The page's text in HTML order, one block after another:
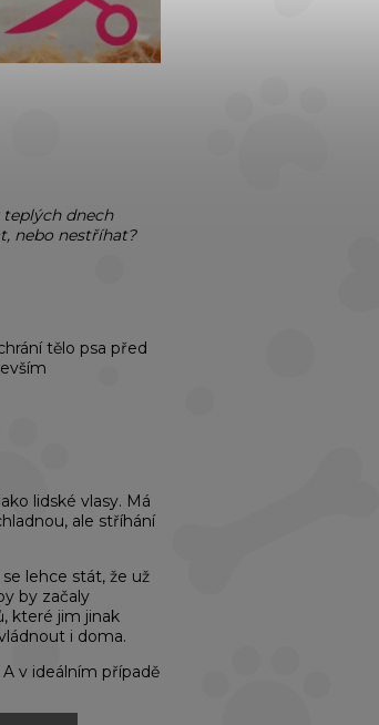
dnech
nebo nestříhat?
tělo psa před
lidské vlasy. Má
ale stříhání
lehce stát, že už
by začaly
které jim jinak
i doma.
v ideálním případě